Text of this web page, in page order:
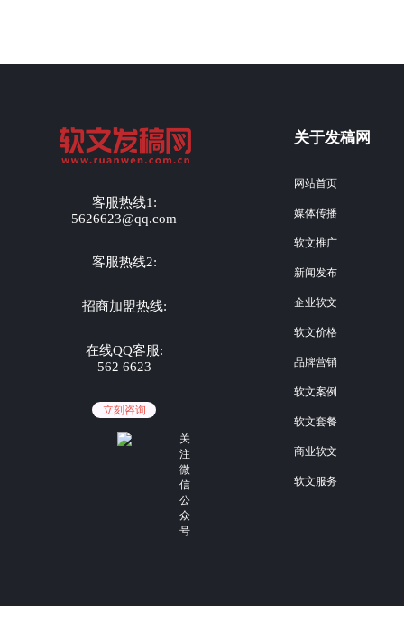
客服热线1:
5626623@qq.com
客服热线2:
招商加盟热线:
在线QQ客服:
562 6623
立刻咨询
关
注
微
信
公
众
号
关于发稿网
网站首页
媒体传播
软文推广
新闻发布
企业软文
软文价格
品牌营销
软文案例
软文套餐
商业软文
软文服务